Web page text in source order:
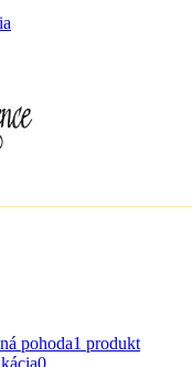
pohoda1 produkt
0